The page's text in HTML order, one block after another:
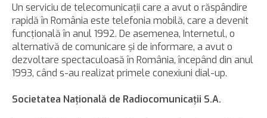
Un serviciu de telecomunicaţii care a avut o răspândire
rapidă în România este telefonia mobilă, care a devenit
funcţională în anul 1992. De asemenea, Internetul, o
alternativă de comunicare şi de informare, a avut o
dezvoltare spectaculoasă în România, începând din anul
1993, când s-au realizat primele conexiuni dial-up.
Societatea Naţională de Radiocomunicaţii S.A.